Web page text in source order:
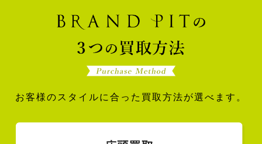
お客様のスタイルに合った買取方法が選べます。